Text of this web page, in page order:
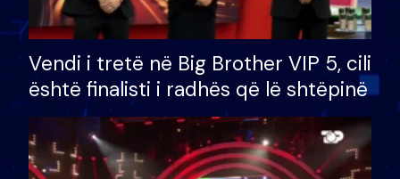
Vendi i tretë në Big Brother VIP 5, cili
është finalisti i radhës që lë shtëpinë